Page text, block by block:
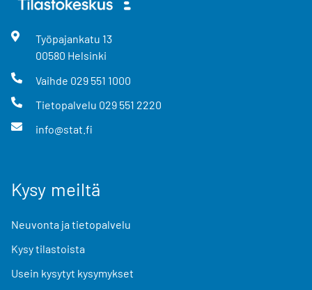
Työpajankatu 13
00580 Helsinki
Vaihde 029 551 1000
Tietopalvelu 029 551 2220
info@stat.fi
Kysy meiltä
Neuvonta ja tietopalvelu
Kysy tilastoista
Usein kysytyt kysymykset